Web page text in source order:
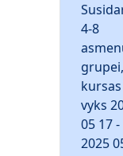
4-8
grupei,
kursas
vyks
05 17 -
2025